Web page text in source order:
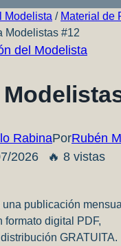
Modelista / Material de
Modelistas #12
del Modelista
PorRubén
2026 🔥 8 vistas
una publicación
formato digital PDF,
GRATUITA.